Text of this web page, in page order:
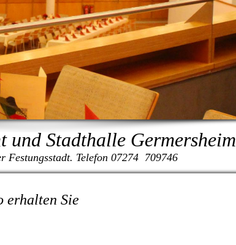
und Stadthalle Germersheim
Festungsstadt. Telefon 07274 709746
erhalten Sie